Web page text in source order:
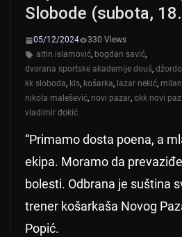
k
Slobode (subota,
05/12/2024
330 Views
altin islamović, bogdan savić,
dvorana sportske akademije douš,
kk sloboda, kls, košarka, lazar nekić,
nikola malešević, novi pazar, okk novi
vladimir đokić
“Primamo dosta poena, a
ekipa. Moramo da
bolesti. Odbrana je suština
trener košarkaša Novog
Popić.